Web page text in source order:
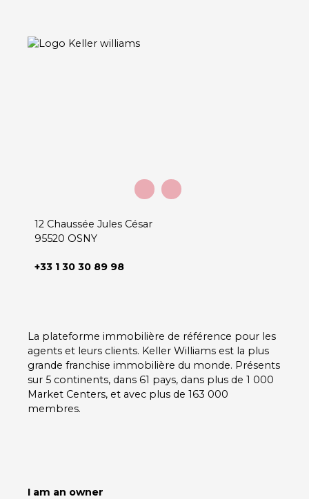
12 Chaussée Jules César
95520 OSNY
+33 1 30 30 89 98
La plateforme immobilière de référence pour les
agents et leurs clients. Keller Williams est la plus
grande franchise immobilière du monde. Présents
sur 5 continents, dans 61 pays, dans plus de 1 000
Market Centers, et avec plus de 163 000
membres.
I am an owner